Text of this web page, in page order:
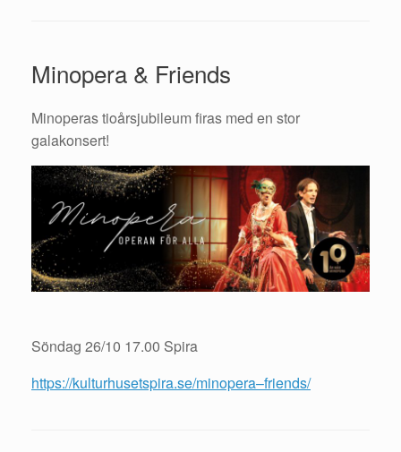
Minopera & Friends
Minoperas tioårsjubileum firas med en stor
galakonsert!
Söndag 26/10 17.00 Spira
https://kulturhusetspira.se/minopera–friends/